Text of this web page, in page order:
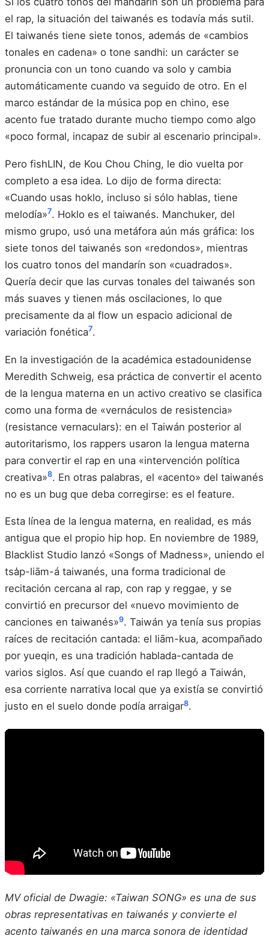
el rap, la situación del taiwanés es todavía más sutil.
El taiwanés tiene siete tonos, además de «cambios
tonales en cadena» o tone sandhi: un carácter se
pronuncia con un tono cuando va solo y cambia
automáticamente cuando va seguido de otro. En el
marco estándar de la música pop en chino, ese
acento fue tratado durante mucho tiempo como algo
«poco formal, incapaz de subir al escenario principal».
Pero fishLIN, de Kou Chou Ching, le dio vuelta por
completo a esa idea. Lo dijo de forma directa:
«Cuando usas hoklo, incluso si sólo hablas, tiene
melodía»7. Hoklo es el taiwanés. Manchuker, del
mismo grupo, usó una metáfora aún más gráfica: los
siete tonos del taiwanés son «redondos», mientras
los cuatro tonos del mandarín son «cuadrados».
Quería decir que las curvas tonales del taiwanés son
más suaves y tienen más oscilaciones, lo que
precisamente da al flow un espacio adicional de
variación fonética7.
En la investigación de la académica estadounidense
Meredith Schweig, esa práctica de convertir el acento
de la lengua materna en un activo creativo se clasifica
como una forma de «vernáculos de resistencia»
(resistance vernaculars): en el Taiwán posterior al
autoritarismo, los rappers usaron la lengua materna
para convertir el rap en una «intervención política
creativa»8. En otras palabras, el «acento» del taiwanés
no es un bug que deba corregirse: es el feature.
Esta línea de la lengua materna, en realidad, es más
antigua que el propio hip hop. En noviembre de 1989,
Blacklist Studio lanzó «Songs of Madness», uniendo el
tsa̍p-liām-á taiwanés, una forma tradicional de
recitación cercana al rap, con rap y reggae, y se
convirtió en precursor del «nuevo movimiento de
canciones en taiwanés»9. Taiwán ya tenía sus propias
raíces de recitación cantada: el liām-kua, acompañado
por yueqin, es una tradición hablada-cantada de
varios siglos. Así que cuando el rap llegó a Taiwán,
esa corriente narrativa local que ya existía se convirtió
justo en el suelo donde podía arraigar8.
MV oficial de Dwagie: «Taiwan SONG» es una de sus
obras representativas en taiwanés y convierte el
acento taiwanés en una marca sonora de identidad